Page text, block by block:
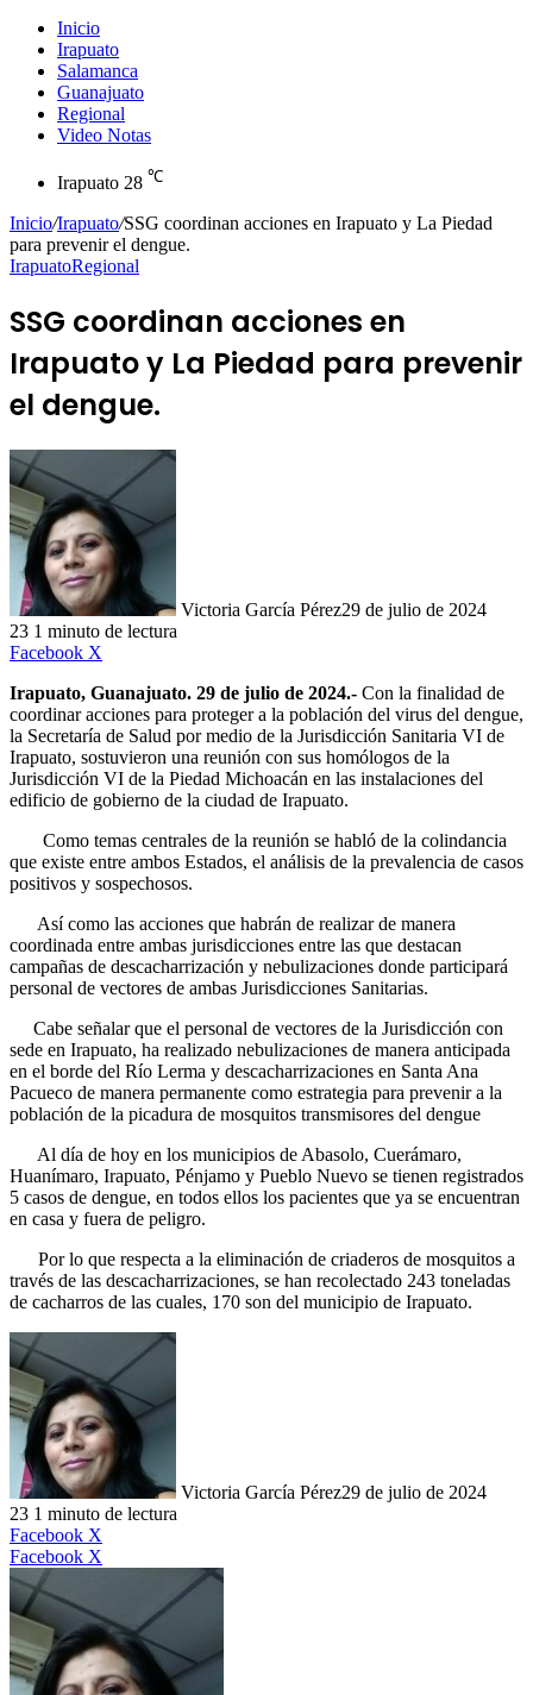
Inicio
Irapuato
Salamanca
Guanajuato
Regional
Video Notas
Irapuato 28 ℃
Inicio/Irapuato/SSG coordinan acciones en Irapuato y La Piedad
para prevenir el dengue.
IrapuatoRegional
SSG coordinan acciones en
Irapuato y La Piedad para prevenir
el dengue.
Victoria García Pérez29 de julio de 2024
23 1 minuto de lectura
Facebook X
Irapuato, Guanajuato. 29 de julio de 2024.- Con la finalidad de
coordinar acciones para proteger a la población del virus del dengue,
la Secretaría de Salud por medio de la Jurisdicción Sanitaria VI de
Irapuato, sostuvieron una reunión con sus homólogos de la
Jurisdicción VI de la Piedad Michoacán en las instalaciones del
edificio de gobierno de la ciudad de Irapuato.
Como temas centrales de la reunión se habló de la colindancia
que existe entre ambos Estados, el análisis de la prevalencia de casos
positivos y sospechosos.
Así como las acciones que habrán de realizar de manera
coordinada entre ambas jurisdicciones entre las que destacan
campañas de descacharrización y nebulizaciones donde participará
personal de vectores de ambas Jurisdicciones Sanitarias.
Cabe señalar que el personal de vectores de la Jurisdicción con
sede en Irapuato, ha realizado nebulizaciones de manera anticipada
en el borde del Río Lerma y descacharrizaciones en Santa Ana
Pacueco de manera permanente como estrategia para prevenir a la
población de la picadura de mosquitos transmisores del dengue
Al día de hoy en los municipios de Abasolo, Cuerámaro,
Huanímaro, Irapuato, Pénjamo y Pueblo Nuevo se tienen registrados
5 casos de dengue, en todos ellos los pacientes que ya se encuentran
en casa y fuera de peligro.
Por lo que respecta a la eliminación de criaderos de mosquitos a
través de las descacharrizaciones, se han recolectado 243 toneladas
de cacharros de las cuales, 170 son del municipio de Irapuato.
Victoria García Pérez29 de julio de 2024
23 1 minuto de lectura
Facebook X
Facebook X
electrónico